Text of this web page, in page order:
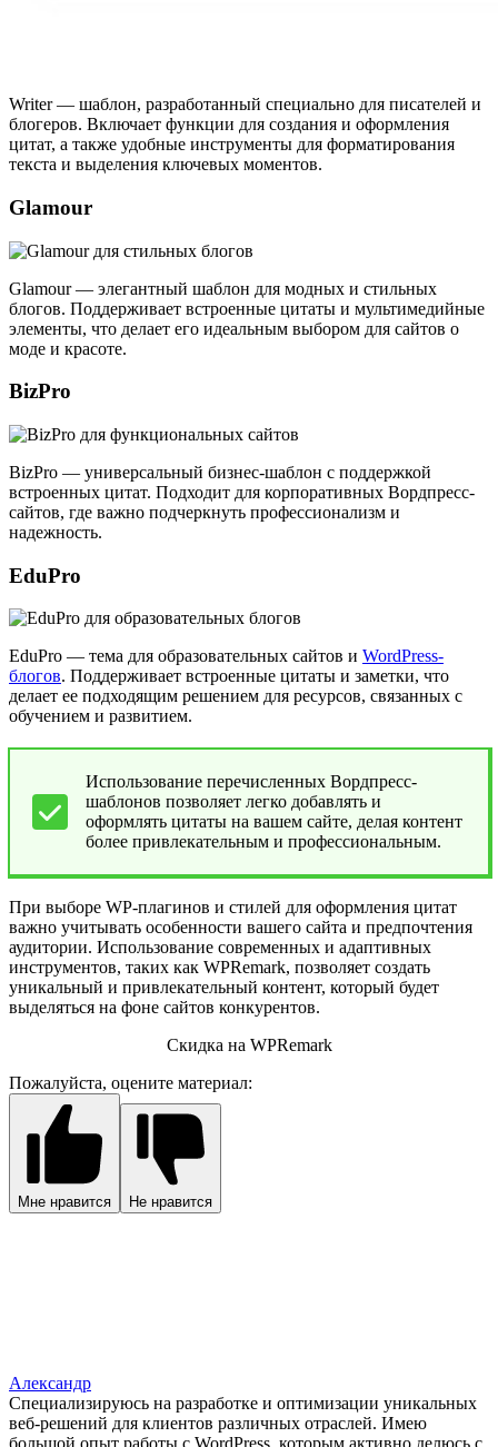
Writer— шаблон, разработанный специально для писателей и
блогеров. Включает функции для создания и оформления
цитат, а также удобные инструменты для форматирования
текста и выделения ключевых моментов.
Glamour
Glamour— элегантный шаблон для модных и стильных
блогов. Поддерживает встроенные цитаты и мультимедийные
элементы, что делает его идеальным выбором для сайтов о
моде и красоте.
BizPro
BizPro — универсальный бизнес-шаблон с поддержкой
встроенных цитат. Подходит для корпоративных Вордпресс-
сайтов, где важно подчеркнуть профессионализм и
надежность.
EduPro
EduPro — тема для образовательных сайтов и WordPress-
блогов. Поддерживает встроенные цитаты и заметки, что
делает ее подходящим решением для ресурсов, связанных с
обучением и развитием.
Использование перечисленных Вордпресс-
шаблонов позволяет легко добавлять и
оформлять цитаты на вашем сайте, делая контент
более привлекательным и профессиональным.
При выборе WP-плагинов и стилей для оформления цитат
важно учитывать особенности вашего сайта и предпочтения
аудитории. Использование современных и адаптивных
инструментов, таких как WPRemark, позволяет создать
уникальный и привлекательный контент, который будет
выделяться на фоне сайтов конкурентов.
Скидка на WPRemark
Пожалуйста, оцените материал:
Мне нравится Не нравится
Александр
Специализируюсь на разработке и оптимизации уникальных
веб-решений для клиентов различных отраслей. Имею